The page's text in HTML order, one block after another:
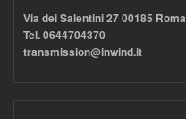
Via dei Salentini 27 00185 Roma
Tel. 0644704370
transmission@inwind.it